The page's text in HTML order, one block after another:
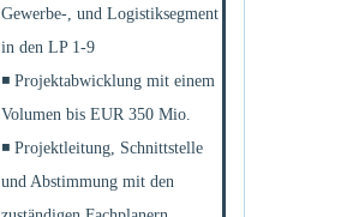
Gewerbe-, und Logistiksegment
in den LP 1-9
◾ Projektabwicklung mit einem
Volumen bis EUR 350 Mio.
◾ Projektleitung, Schnittstelle
und Abstimmung mit den